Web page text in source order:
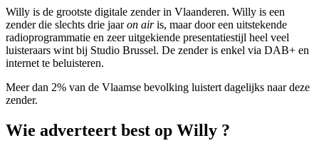
Willy is de grootste digitale zender in Vlaanderen. Willy is een
zender die slechts drie jaaron airis, maar door een uitstekende
radioprogrammatie en zeer uitgekiende presentatiestijl heel veel
luisteraars wint bij Studio Brussel. De zender is enkel via DAB+ en
internet te beluisteren.
Meer dan 2% van de Vlaamse bevolking luistert dagelijks naar deze
zender.
Wie adverteert best op Willy ?